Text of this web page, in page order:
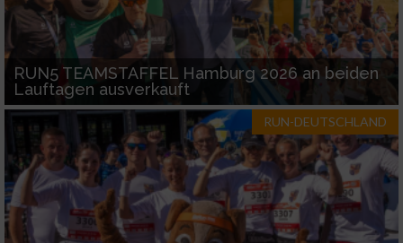
RUN5 TEAMSTAFFEL Hamburg 2026 an beiden
Lauftagen ausverkauft
RUN-DEUTSCHLAND
Funktional
Werbung